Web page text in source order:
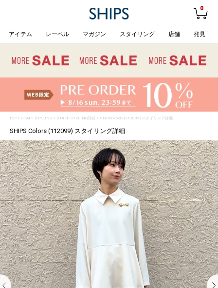
0
アイテム レーベル マガジン スタイリング 店舗 発見
TOP> STAFF STYLING> STAFF STYLING詳細 > SHIPS Colors (112099) スタイリング詳細
SHIPS Colors (112099) スタイリング詳細